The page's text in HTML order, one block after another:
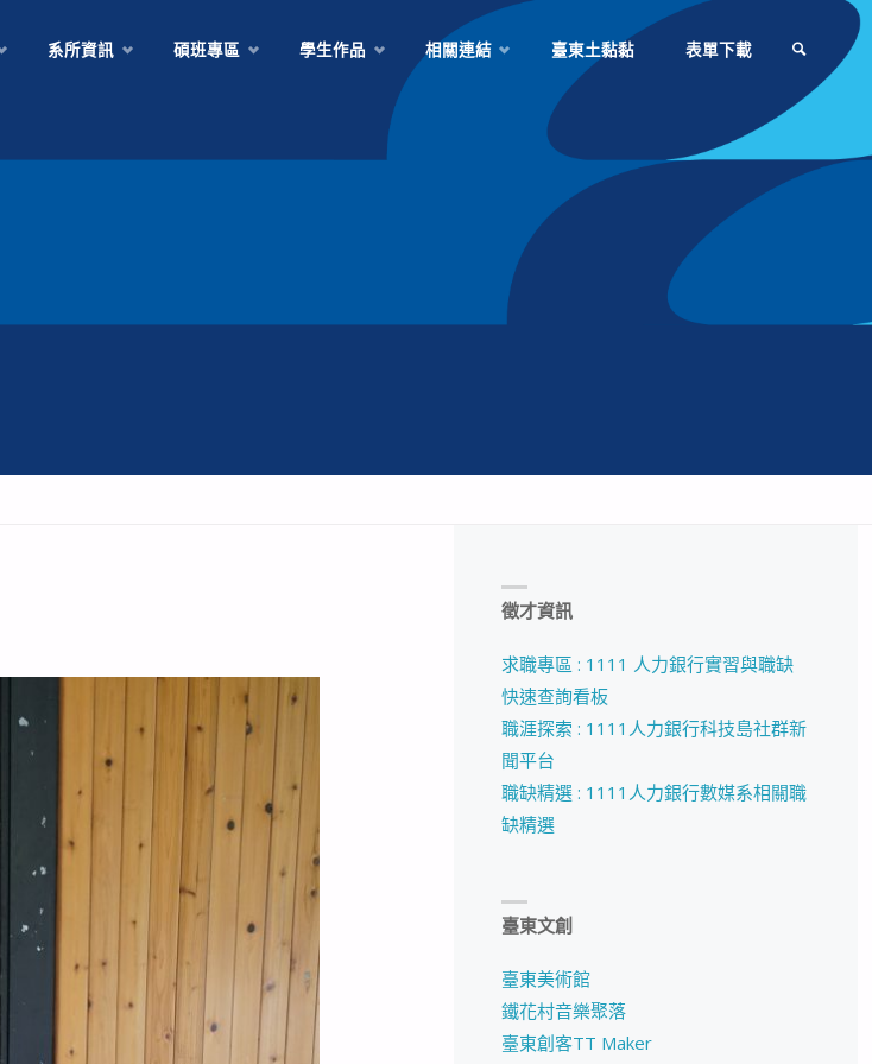
系所資訊 碩班專區 學生作品 相關連結 臺東土黏黏 表單下載
徵才資訊
求職專區 : 1111 人力銀行實習與職缺
快速查詢看板
職涯探索 : 1111人力銀行科技島社群新
聞平台
職缺精選 : 1111人力銀行數媒系相關職
缺精選
臺東文創
臺東美術館
鐵花村音樂聚落
臺東創客TT Maker